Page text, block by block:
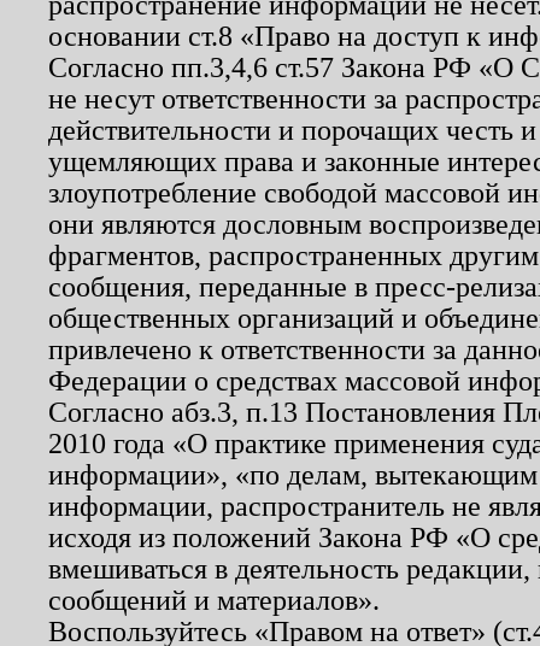
основании ст.8 «Право на доступ к
Согласно пп.3,4,6 ст.57 Закона РФ «О
не несут ответственности за
действительности и порочащих честь
ущемляющих права и законные
злоупотребление свободой массовой
они являются дословным
фрагментов, распространенных
сообщения, переданные в пресс-
общественных организаций и
привлечено к ответственности за
Федерации о средствах массовой
Согласно абз.3, п.13 Постановления
2010 года «О практике применения
информации», «по делам, вытекающим
информации, распространитель не
исходя из положений Закона РФ «О
вмешиваться в деятельность
сообщений и материалов».
Воспользуйтесь «Правом на ответ»